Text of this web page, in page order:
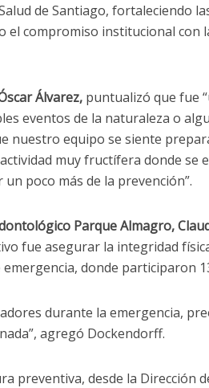
de Santiago, fortaleciendo
compromiso institucional con
Álvarez, puntualizó que fue
eventos de la naturaleza o
nuestro equipo se siente
muy fructífera donde se
poco más de la prevención”.
Parque Almagro,
fue asegurar la integridad
donde participaron
durante la emergencia,
agregó Dockendorff.
preventiva, desde la Dirección